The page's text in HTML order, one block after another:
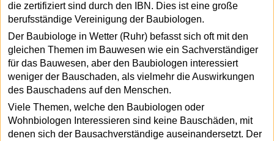
die zertifiziert sind durch den IBN. Dies ist eine große
berufsständige Vereinigung der Baubiologen.
Der Baubiologe in Wetter (Ruhr) befasst sich oft mit den
gleichen Themen im Bauwesen wie ein Sachverständiger
für das Bauwesen, aber den Baubiologen interessiert
weniger der Bauschaden, als vielmehr die Auswirkungen
des Bauschadens auf den Menschen.
Viele Themen, welche den Baubiologen oder
Wohnbiologen Interessieren sind keine Bauschäden, mit
denen sich der Bausachverständige auseinandersetzt. Der